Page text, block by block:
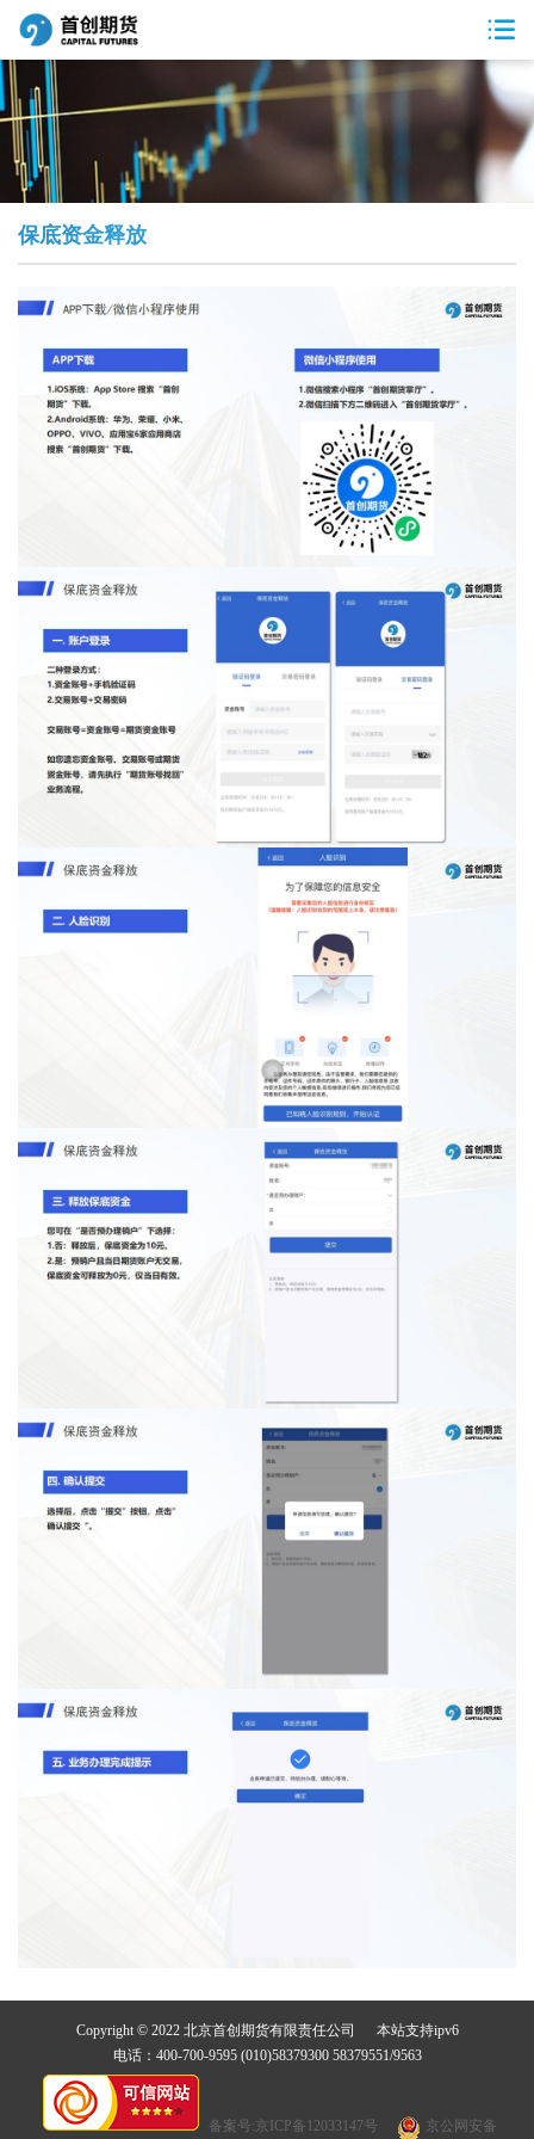
保底资金释放
Copyright © 2022 北京首创期货有限责任公司 本站支持ipv6
电话：400-700-9595 (010)58379300 58379551/9563
备案号:京ICP备12033147号 京公网安备